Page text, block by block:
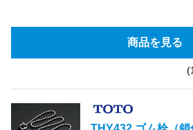
商品を見る